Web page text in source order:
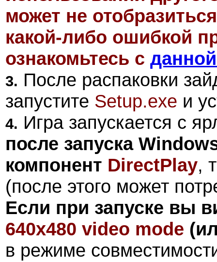
может не
какой-либо ошибкой
ознакомьтесь с
3. После распаковки
запустите Setup.exe и
4. Игра запускается с
после запуска
компонент DirectPlay,
(после этого может
Если при запуске вы
640x480 video mode
в режиме